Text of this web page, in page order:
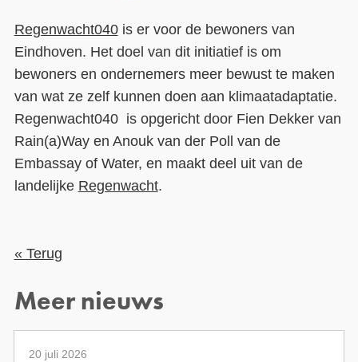
Regenwacht040is er voor de bewoners van
Eindhoven. Het doel van dit initiatief is om
bewoners en ondernemers meer bewust te maken
van wat ze zelf kunnen doen aan klimaatadaptatie.
Regenwacht040 is opgericht door Fien Dekker van
Rain(a)Way en Anouk van der Poll van de
Embassay of Water, en maakt deel uit van de
landelijke Regenwacht.
« Terug
Meer nieuws
20 juli 2026